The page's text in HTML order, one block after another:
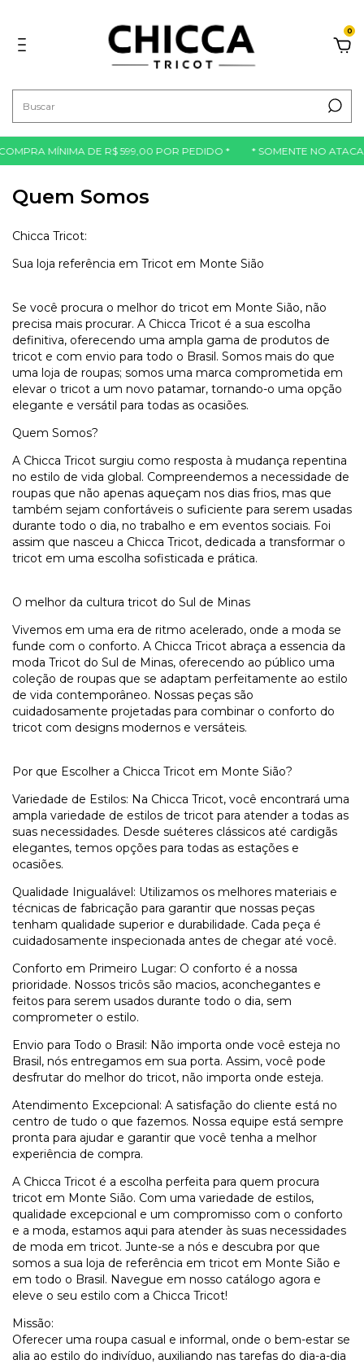
0
MÍNIMA DE R$ 599,00 POR PEDIDO * * SOMENTE NO
Quem Somos
Chicca Tricot:
Sua loja referência em Tricot em Monte Sião
Se você procura o melhor do tricot em Monte Sião, não
precisa mais procurar. A Chicca Tricot é a sua escolha
definitiva, oferecendo uma ampla gama de produtos de
tricot e com envio para todo o Brasil. Somos mais do que
uma loja de roupas; somos uma marca comprometida em
elevar o tricot a um novo patamar, tornando-o uma opção
elegante e versátil para todas as ocasiões.
Quem Somos?
A Chicca Tricot surgiu como resposta à mudança repentina
no estilo de vida global. Compreendemos a necessidade de
roupas que não apenas aqueçam nos dias frios, mas que
também sejam confortáveis o suficiente para serem usadas
durante todo o dia, no trabalho e em eventos sociais. Foi
assim que nasceu a Chicca Tricot, dedicada a transformar o
tricot em uma escolha sofisticada e prática.
O melhor da cultura tricot do Sul de Minas
Vivemos em uma era de ritmo acelerado, onde a moda se
funde com o conforto. A Chicca Tricot abraça a essencia da
moda Tricot do Sul de Minas, oferecendo ao público uma
coleção de roupas que se adaptam perfeitamente ao estilo
de vida contemporâneo. Nossas peças são
cuidadosamente projetadas para combinar o conforto do
tricot com designs modernos e versáteis.
Por que Escolher a Chicca Tricot em Monte Sião?
Variedade de Estilos: Na Chicca Tricot, você encontrará uma
ampla variedade de estilos de tricot para atender a todas as
suas necessidades. Desde suéteres clássicos até cardigãs
elegantes, temos opções para todas as estações e
ocasiões.
Qualidade Inigualável: Utilizamos os melhores materiais e
técnicas de fabricação para garantir que nossas peças
tenham qualidade superior e durabilidade. Cada peça é
cuidadosamente inspecionada antes de chegar até você.
Conforto em Primeiro Lugar: O conforto é a nossa
prioridade. Nossos tricôs são macios, aconchegantes e
feitos para serem usados durante todo o dia, sem
comprometer o estilo.
Envio para Todo o Brasil: Não importa onde você esteja no
Brasil, nós entregamos em sua porta. Assim, você pode
desfrutar do melhor do tricot, não importa onde esteja.
Atendimento Excepcional: A satisfação do cliente está no
centro de tudo o que fazemos. Nossa equipe está sempre
pronta para ajudar e garantir que você tenha a melhor
experiência de compra.
A Chicca Tricot é a escolha perfeita para quem procura
tricot em Monte Sião. Com uma variedade de estilos,
qualidade excepcional e um compromisso com o conforto
e a moda, estamos aqui para atender às suas necessidades
de moda em tricot. Junte-se a nós e descubra por que
somos a sua loja de referência em tricot em Monte Sião e
em todo o Brasil. Navegue em nosso catálogo agora e
eleve o seu estilo com a Chicca Tricot!
Missão:
Oferecer uma roupa casual e informal, onde o bem-estar se
alia ao estilo do indivíduo, auxiliando nas tarefas do dia-a-dia